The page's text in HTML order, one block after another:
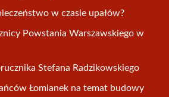
w czasie upałów?
Powstania Warszawskiego w
Stefana Radzikowskiego
Łomianek na temat budowy